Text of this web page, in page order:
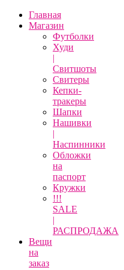
Главная
Магазин
Футболки
Худи
|
Свитшоты
Свитеры
Кепки-
тракеры
Шапки
Нашивки
|
Наспинники
Обложки
на
паспорт
Кружки
!!!
SALE
|
РАСПРОДАЖА
Вещи
на
заказ